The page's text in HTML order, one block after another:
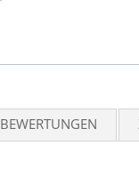
BEWERTUNGEN